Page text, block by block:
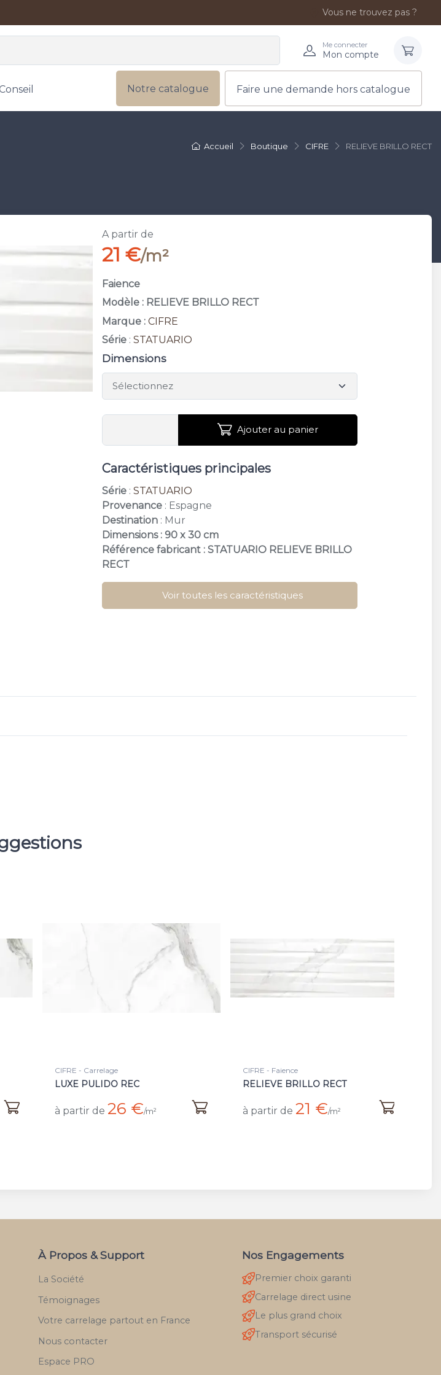
Vous ne trouvez pas ?
Me connecter
Mon compte
Notre catalogue Faire une demande hors catalogue
Accueil Boutique CIFRE RELIEVE BRILLO RECT
A partir de
21 €/m²
Faience
Modèle : RELIEVE BRILLO RECT
Marque : CIFRE
Série :STATUARIO
Dimensions
Ajouter au panier
Caractéristiques principales
Série :STATUARIO
Provenance : Espagne
Destination : Mur
Dimensions : 90 x 30 cm
Référence fabricant : STATUARIO RELIEVE BRILLO
RECT
Voir toutes les caractéristiques
CIFRE - Carrelage
LUXE PULIDO REC
à partir de 26 €/m²
CIFRE - Faience
RELIEVE BRILLO RECT
à partir de 21 €/m²
À Propos & Support
La Société
Témoignages
Votre carrelage partout en France
Nous contacter
Espace PRO
Nos Engagements
Premier choix garanti
Carrelage direct usine
Le plus grand choix
Transport sécurisé